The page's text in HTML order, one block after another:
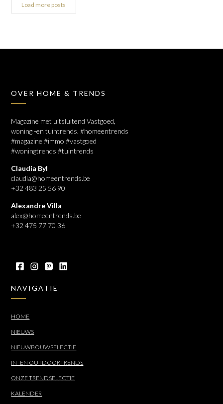
Load more posts
OVER HOME & TRENDS
Magazine met uitsluitend Vastgoed,
woning -en tuintrends. #homeentrends
#magazine #immo #vastgoed
#woningtrends #tuintrends
Claudia Byl
claudia@homeentrends.be
+32 483 25 56 90
Alexandre Villa
alex@homeentrends.be
+32 475 77 70 36
NAVIGATIE
HOME
NIEUWS
NIEUWBOUWSELECTIE
IN- EN OUTDOORTRENDS
ONZE TRENDSELECTIE
KALENDER